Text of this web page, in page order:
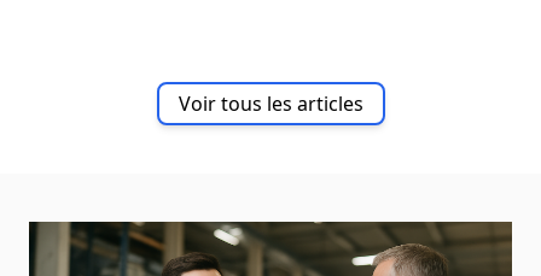
Voir tous les articles